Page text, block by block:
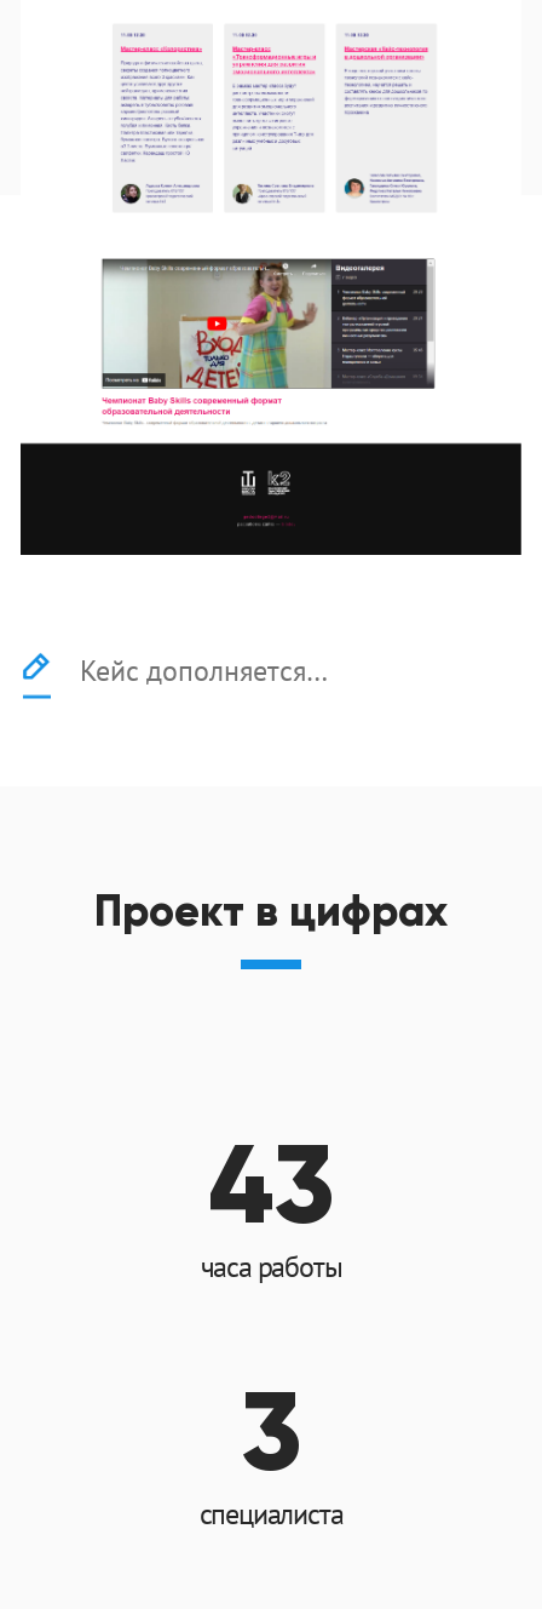
Кейс дополняется…
Проект в цифрах
43
часа работы
3
специалиста